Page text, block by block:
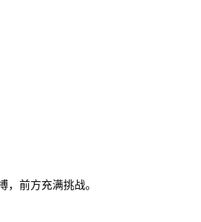
，前方充满挑战。